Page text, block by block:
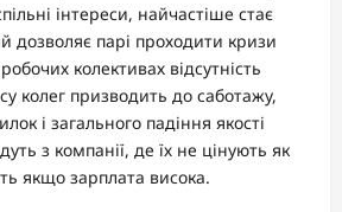
інтереси, найчастіше стає
дозволяє парі проходити кризи
колективах відсутність
колег призводить до саботажу,
і загального падіння якості
з компанії, де їх не цінують як
якщо зарплата висока.